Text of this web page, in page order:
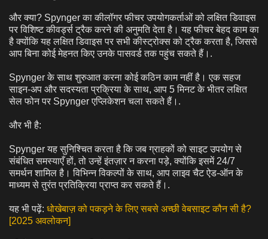
और क्या? Spynger का कीलॉगर फीचर उपयोगकर्ताओं को लक्षित डिवाइस
पर विशिष्ट कीवर्ड्स ट्रैक करने की अनुमति देता है। यह फीचर बेहद काम का
है क्योंकि यह लक्षित डिवाइस पर सभी कीस्ट्रोक्स को ट्रैक करता है, जिससे
आप बिना कोई मेहनत किए उनके पासवर्ड तक पहुंच सकते हैं।.
Spynger के साथ शुरुआत करना कोई कठिन काम नहीं है। एक सहज
साइन-अप और सदस्यता प्रक्रिया के साथ, आप 5 मिनट के भीतर लक्षित
सेल फोन पर Spynger एप्लिकेशन चला सकते हैं।.
और भी है:
Spynger यह सुनिश्चित करता है कि जब ग्राहकों को साइट उपयोग से
संबंधित समस्याएँ हों, तो उन्हें इंतज़ार न करना पड़े, क्योंकि इसमें 24/7
समर्थन शामिल है। विभिन्न विकल्पों के साथ, आप लाइव चैट ऐड-ऑन के
माध्यम से तुरंत प्रतिक्रिया प्राप्त कर सकते हैं।.
यह भी पढ़ें: धोखेबाज़ को पकड़ने के लिए सबसे अच्छी वेबसाइट कौन सी है?
[2025 अवलोकन]